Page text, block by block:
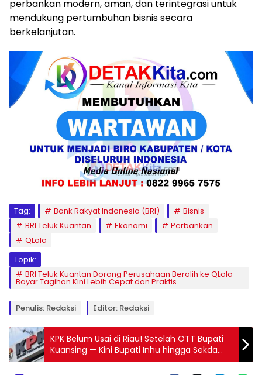
perbankan modern, aman, dan terintegrasi untuk
mendukung pertumbuhan bisnis secara
berkelanjutan.
Tag: Bank Rakyat Indonesia (BRI)
Bisnis
BRI Teluk Kuantan
Ekonomi
Perbankan
QLola
Topik:
BRI Teluk Kuantan Dorong Perusahaan Beralih ke QLola —
Bayar Tagihan Kini Lebih Cepat dan Praktis
Penulis: Redaksi Editor: Redaksi
KPK Belum Usai di Riau! Setelah OTT Bupati
Kuansing — Kini Bupati Inhu hingga Sekda
Riau Dipanggil — Daerah Lain Menyusul?